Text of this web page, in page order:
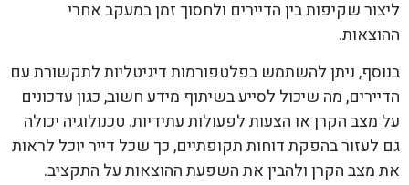
ליצור שקיפות בין הדיירים ולחסוך זמן במעקב אחרי
ההוצאות.
בנוסף, ניתן להשתמש בפלטפורמות דיגיטליות לתקשורת עם
הדיירים, מה שיכול לסייע בשיתוף מידע חשוב, כגון עדכונים
על מצב הקרן או הצעות לפעולות עתידיות. טכנולוגיה יכולה
גם לעזור בהפקת דוחות תקופתיים, כך שכל דייר יוכל לראות
את מצב הקרן ולהבין את השפעת ההוצאות על התקציב.